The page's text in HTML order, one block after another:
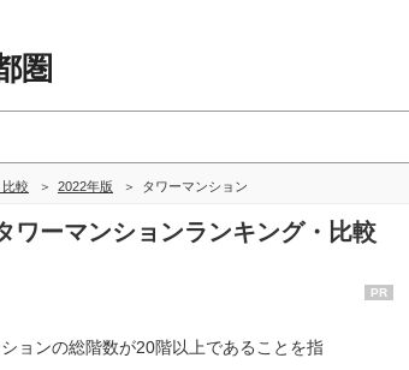
圏
較 2022年版 タワーマンション
ワーマンションランキング・比較
ョンの総階数が20階以上であることを指
PR